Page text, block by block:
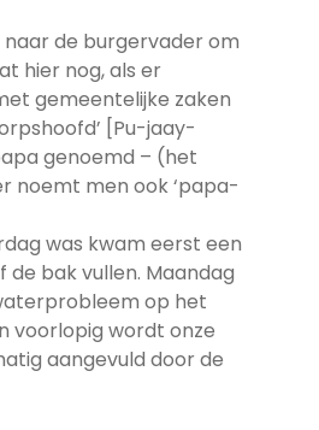
de burgervader om
hier nog, als er
gemeentelijke zaken
[Pu-jaay-
genoemd – (het
noemt men ook ‘papa-
was kwam eerst een
bak vullen. Maandag
op het
voorlopig wordt onze
aangevuld door de